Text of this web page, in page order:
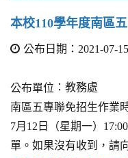
本校110學年度南區
公布日期：2021-07-15
公布單位 ：教務處
南區五專聯免招生作業
7月12日（星期一）
單。如果沒有收到，請